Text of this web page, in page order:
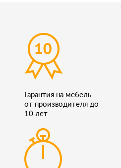
Гарантия на мебель
от производителя до
10 лет